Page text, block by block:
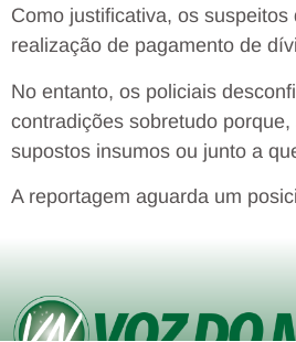
Como justificativa, os
realização de pagamento de
No entanto, os policiais
contradições sobretudo
supostos insumos ou junto a
A reportagem aguarda um